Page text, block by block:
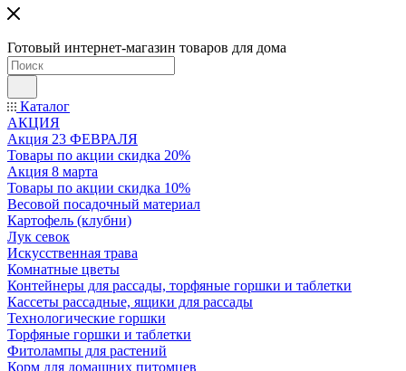
Готовый интернет-магазин товаров для дома
Каталог
АКЦИЯ
Акция 23 ФЕВРАЛЯ
Товары по акции скидка 20%
Акция 8 марта
Товары по акции скидка 10%
Весовой посадочный материал
Картофель (клубни)
Лук севок
Искусственная трава
Комнатные цветы
Контейнеры для рассады, торфяные горшки и таблетки
Кассеты рассадные, ящики для рассады
Технологические горшки
Торфяные горшки и таблетки
Фитолампы для растений
Корм для домашних питомцев